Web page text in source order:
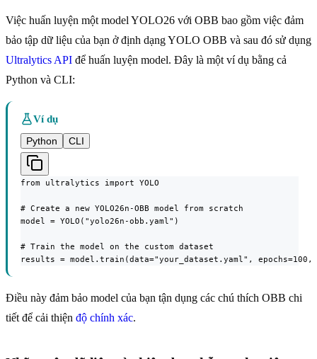
Việc huấn luyện một model YOLO26 với OBB bao gồm việc đảm
bảo tập dữ liệu của bạn ở định dạng YOLO OBB và sau đó sử dụng
Ultralytics API để huấn luyện model. Đây là một ví dụ bằng cả
Python và CLI:
Ví dụ
Python
CLI
from ultralytics import YOLO
# Create a new YOLO26n-OBB model from scratch
model = YOLO("yolo26n-obb.yaml")
# Train the model on the custom dataset
results = model.train(data="your_dataset.yaml", epochs=100,
Điều này đảm bảo model của bạn tận dụng các chú thích OBB chi
tiết để cải thiện độ chính xác.